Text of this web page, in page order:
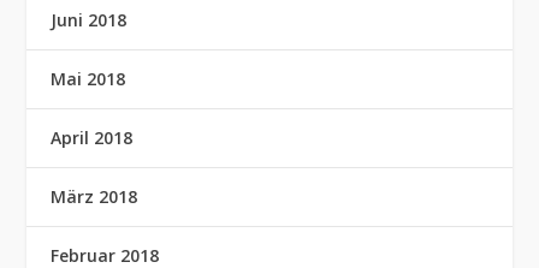
Juni 2018
Mai 2018
April 2018
März 2018
Februar 2018